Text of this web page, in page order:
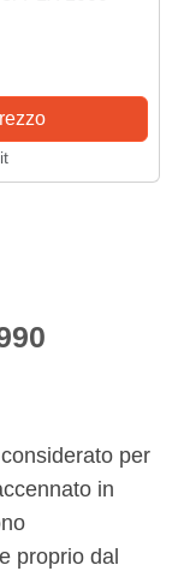
per
in
proprio dal